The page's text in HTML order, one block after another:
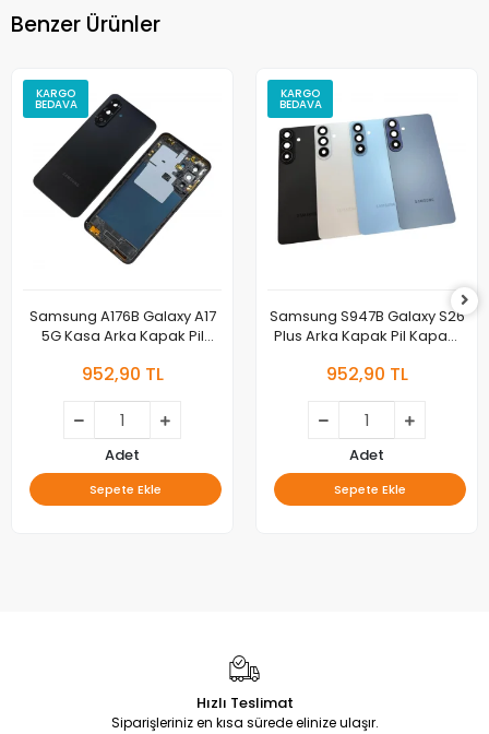
Benzer Ürünler
KARGO
BEDAVA
Samsung A176B Galaxy A17
5G Kasa Arka Kapak Pil
952,90 TL
Adet
Sepete Ekle
KARGO
BEDAVA
Samsung S947B Galaxy S26
Plus Arka Kapak Pil Kapağı
952,90 TL
Adet
Sepete Ekle
Hızlı Teslimat
Siparişleriniz en kısa sürede elinize ulaşır.